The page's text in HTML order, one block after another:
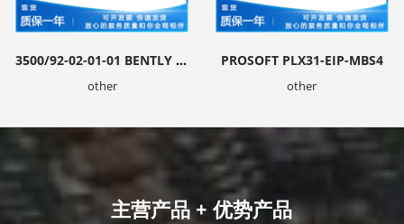
3500/92-02-01-01 BENTLY NEVAD
other
PROSOFT PLX31-EIP-MBS4
other
主营产品 + 优势产品